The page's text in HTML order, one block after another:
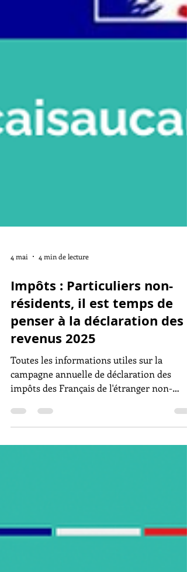
4 mai 4 min de lecture
Impôts : Particuliers non-
résidents, il est temps de
penser à la déclaration des
revenus 2025
Toutes les informations utiles sur la
campagne annuelle de déclaration des
impôts des Français de l'étranger non-
résidents